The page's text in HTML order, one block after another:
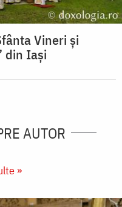
Vineri și
din Iași
AUTOR
»